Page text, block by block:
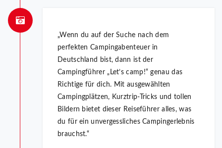
„Wenn du auf der Suche nach dem
perfekten Campingabenteuer in
Deutschland bist, dann ist der
Campingführer „Let’s camp!“ genau das
Richtige für dich. Mit ausgewählten
Campingplätzen, Kurztrip-Tricks und tollen
Bildern bietet dieser Reiseführer alles, was
du für ein unvergessliches Campingerlebnis
brauchst.“